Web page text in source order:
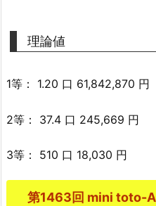
理論値
1等： 1.20 口 61,842,870 円
2等： 37.4 口 245,669 円
3等： 510 口 18,030 円
第1463回 mini toto-